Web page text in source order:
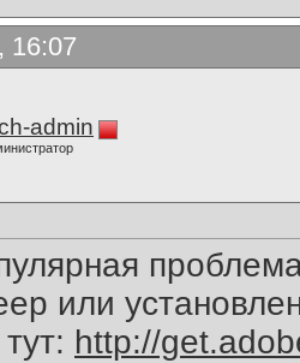
16:07
admin
или
http://